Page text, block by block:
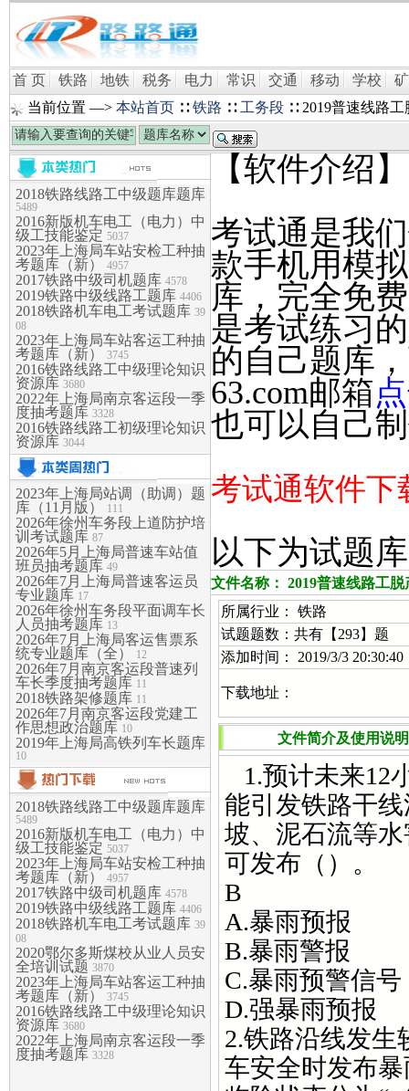
首 页 铁路 地铁 税务 电力 常识 交通 移动 学校
当前位置 —> 本站首页 ∷铁路 ∷ 工务段 ∷ 2019普速线路
2018铁路线路工中级题库题库
5489
2016新版机车电工（电力）中
级工技能鉴定 5037
2023年上海局车站安检工种抽
考题库（新）
4957
2017铁路中级司机题库 4578
2019铁路中级线路工题库 4406
2018铁路机车电工考试题库 39
08
2023年上海局车站客运工种抽
考题库（新）
3745
2016铁路线路工中级理论知识
资源库 3680
2022年上海局南京客运段一季
度抽考题库 3328
2016铁路线路工初级理论知识
资源库 3044
2023年上海局站调（助调）题
库（11月版）
111
2026年徐州车务段上道防护培
训考试题库 87
2026年5月上海局普速车站值
班员抽考题库 49
2026年7月上海局普速客运员
专业题库 17
2026年徐州车务段平面调车长
人员抽考题库 13
2026年7月上海局客运售票系
统专业题库（全）
12
2026年7月南京客运段普速列
车长季度抽考题库 11
2018铁路架修题库 11
2026年7月南京客运段党建工
作思想政治题库 10
2019年上海局高铁列车长题库
10
2018铁路线路工中级题库题库
5489
2016新版机车电工（电力）中
级工技能鉴定 5037
2023年上海局车站安检工种抽
考题库（新）
4957
2017铁路中级司机题库 4578
2019铁路中级线路工题库 4406
2018铁路机车电工考试题库 39
08
2020鄂尔多斯煤校从业人员安
全培训试题 3870
2023年上海局车站客运工种抽
考题库（新）
3745
2016铁路线路工中级理论知识
资源库 3680
2022年上海局南京客运段一季
度抽考题库 3328
【软件介绍】
考试通是我
款手机用模
库，完全免
是考试练习
的自己题库
63.com邮箱
也可以自己
考试通软件下
以下为试题
文件名称： 2019普速线路工
所属行业： 铁路
试题题数：共有【293】题
添加时间： 2019/3/3 20:30:40
下载地址：
文件简介及使用说明
1.预计未来12
能引发铁路干
坡、泥石流等
可发布（）。
B
A.暴雨预报
B.暴雨警报
C.暴雨预警信号
D.强暴雨预报
2.铁路沿线发生
车安全时发布